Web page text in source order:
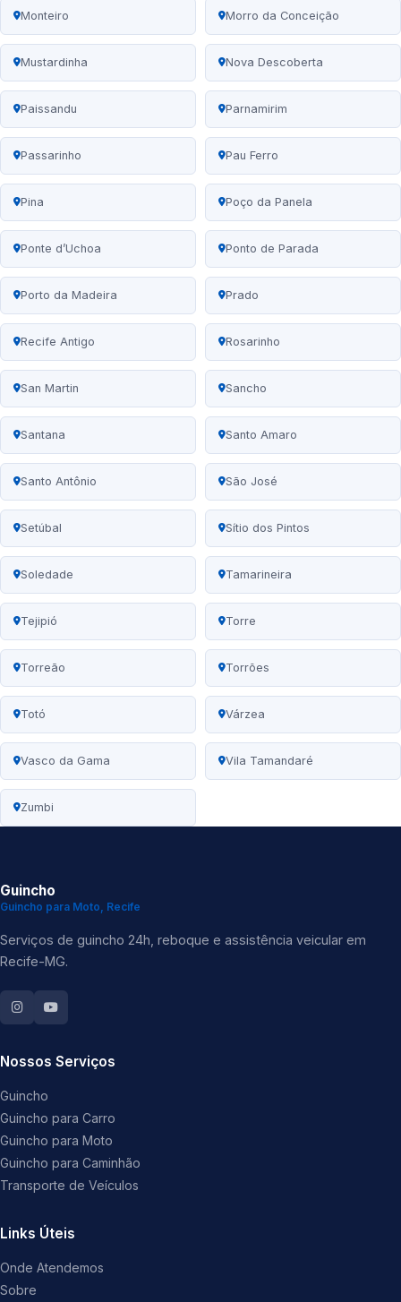
Monteiro Morro da Conceição
Mustardinha Nova Descoberta
Paissandu Parnamirim
Passarinho Pau Ferro
Pina Poço da Panela
Ponte d’Uchoa Ponto de Parada
Porto da Madeira Prado
Recife Antigo Rosarinho
San Martin Sancho
Santana Santo Amaro
Santo Antônio São José
Setúbal Sítio dos Pintos
Soledade Tamarineira
Tejipió Torre
Torreão Torrões
Totó Várzea
Vasco da Gama Vila Tamandaré
Zumbi
Guincho
Guincho para Moto, Recife
Serviços de guincho 24h, reboque e assistência veicular em
Recife-MG.
Nossos Serviços
Guincho
Guincho para Carro
Guincho para Moto
Guincho para Caminhão
Transporte de Veículos
Links Úteis
Onde Atendemos
Sobre